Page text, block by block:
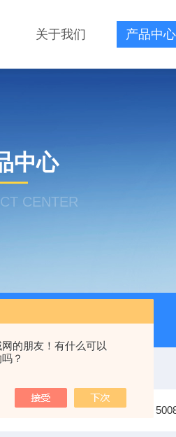
的朋友！有什么可以
？
关于我们 产品中心
中心
CENTER
） *GB/T 50080-2016标准普
置：首页 产品中心 GB/T